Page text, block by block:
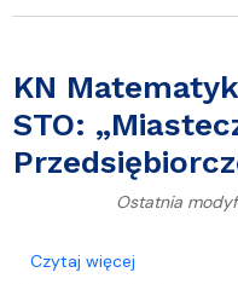
KN
STO:
Ostatnia
Czytaj więcejo KN